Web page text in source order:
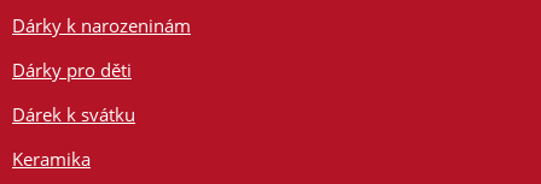
Dárky k narozeninám
Dárky pro děti
Dárek k svátku
Keramika